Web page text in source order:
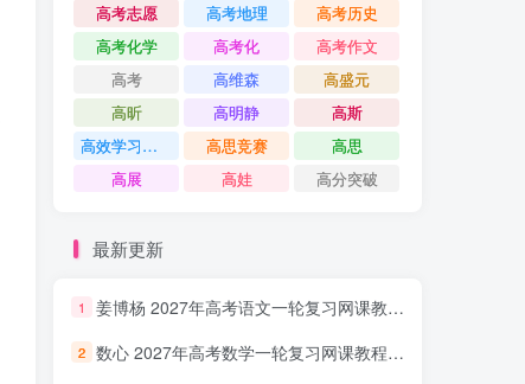
高考志愿
高考地理
高考历史
高考化学
高考化
高考作文
高考
高维森
高盛元
高昕
高明静
高斯
高效学习方法课
高思竞赛
高思
高展
高娃 高分突破
最新更新
1 姜博杨 2027年高考语文一轮复习网课教程 高三语文 上学期暑假班视频教程 百度网盘下载
2 数心 2027年高考数学一轮复习网课教程 高三数学 上学期暑假班视频教程 百度网盘下载